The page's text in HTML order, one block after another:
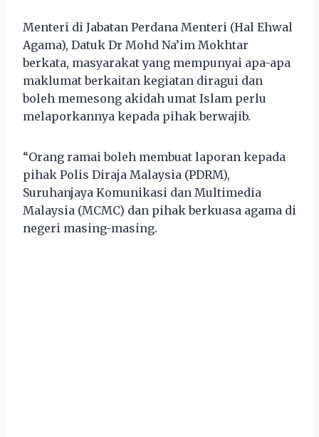
Menteri di Jabatan Perdana Menteri (Hal Ehwal
Agama), Datuk Dr Mohd Na’im Mokhtar
berkata, masyarakat yang mempunyai apa-apa
maklumat berkaitan kegiatan diragui dan
boleh memesong akidah umat Islam perlu
melaporkannya kepada pihak berwajib.
“Orang ramai boleh membuat laporan kepada
pihak Polis Diraja Malaysia (PDRM),
Suruhanjaya Komunikasi dan Multimedia
Malaysia (MCMC) dan pihak berkuasa agama di
negeri masing-masing.